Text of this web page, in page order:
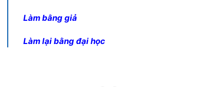
Làm bằng giả
Làm lại bằng đại học